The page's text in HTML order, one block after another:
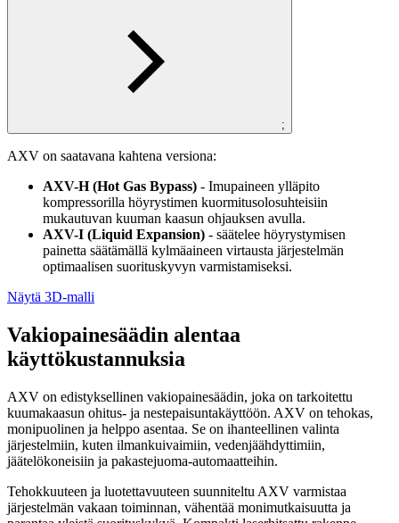
;
AXV on saatavana kahtena versiona:
AXV-H (Hot Gas Bypass) - Imupaineen ylläpito
kompressorilla höyrystimen kuormitusolosuhteisiin
mukautuvan kuuman kaasun ohjauksen avulla.
AXV-I (Liquid Expansion) - säätelee höyrystymisen
painetta säätämällä kylmäaineen virtausta järjestelmän
optimaalisen suorituskyvyn varmistamiseksi.
Näytä 3D-malli
Vakiopainesäädin alentaa
käyttökustannuksia
AXV on edistyksellinen vakiopainesäädin, joka on tarkoitettu
kuumakaasun ohitus- ja nestepaisuntakäyttöön. AXV on tehokas,
monipuolinen ja helppo asentaa. Se on ihanteellinen valinta
järjestelmiin, kuten ilmankuivaimiin, vedenjäähdyttimiin,
jäätelökoneisiin ja pakastejuoma-automaatteihin.
Tehokkuuteen ja luotettavuuteen suunniteltu AXV varmistaa
järjestelmän vakaan toiminnan, vähentää monimutkaisuutta ja